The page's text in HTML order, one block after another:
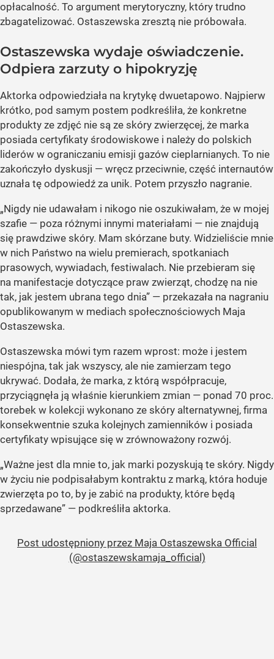
opłacalność. To argument merytoryczny, który trudno
zbagatelizować. Ostaszewska zresztą nie próbowała.
Ostaszewska wydaje oświadczenie.
Odpiera zarzuty o hipokryzję
Aktorka odpowiedziała na krytykę dwuetapowo. Najpierw
krótko, pod samym postem podkreśliła, że konkretne
produkty ze zdjęć nie są ze skóry zwierzęcej, że marka
posiada certyfikaty środowiskowe i należy do polskich
liderów w ograniczaniu emisji gazów cieplarnianych. To nie
zakończyło dyskusji — wręcz przeciwnie, część internautów
uznała tę odpowiedź za unik. Potem przyszło nagranie.
„Nigdy nie udawałam i nikogo nie oszukiwałam, że w mojej
szafie — poza różnymi innymi materiałami — nie znajdują
się prawdziwe skóry. Mam skórzane buty. Widzieliście mnie
w nich Państwo na wielu premierach, spotkaniach
prasowych, wywiadach, festiwalach. Nie przebieram się
na manifestacje dotyczące praw zwierząt, chodzę na nie
tak, jak jestem ubrana tego dnia” — przekazała na nagraniu
opublikowanym w mediach społecznościowych Maja
Ostaszewska.
Ostaszewska mówi tym razem wprost: może i jestem
niespójna, tak jak wszyscy, ale nie zamierzam tego
ukrywać. Dodała, że marka, z którą współpracuje,
przyciągnęła ją właśnie kierunkiem zmian — ponad 70 proc.
torebek w kolekcji wykonano ze skóry alternatywnej, firma
konsekwentnie szuka kolejnych zamienników i posiada
certyfikaty wpisujące się w zrównoważony rozwój.
„Ważne jest dla mnie to, jak marki pozyskują te skóry. Nigdy
w życiu nie podpisałabym kontraktu z marką, która hoduje
zwierzęta po to, by je zabić na produkty, które będą
sprzedawane” — podkreśliła aktorka.
Post udostępniony przez Maja Ostaszewska Official
(@ostaszewskamaja_official)